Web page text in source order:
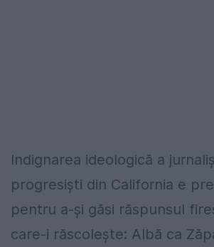
Indignarea ideologică a
progresiști din California e
pentru a-și găsi răspunsul
care-i răscolește: Albă ca